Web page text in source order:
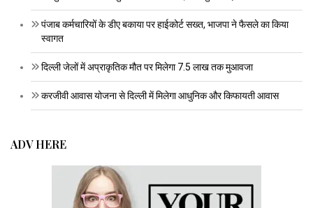
पंजाब कर्मचारियों के डीए बकाया पर हाईकोर्ट सख्त, भाजपा ने फैसले का किया
स्वागत
दिल्ली जेलों में अप्राकृतिक मौत पर मिलेगा 7.5 लाख तक मुआवजा
करजीवी आवास योजना से दिल्ली में मिलेगा आधुनिक और किफायती आवास
ADV HERE